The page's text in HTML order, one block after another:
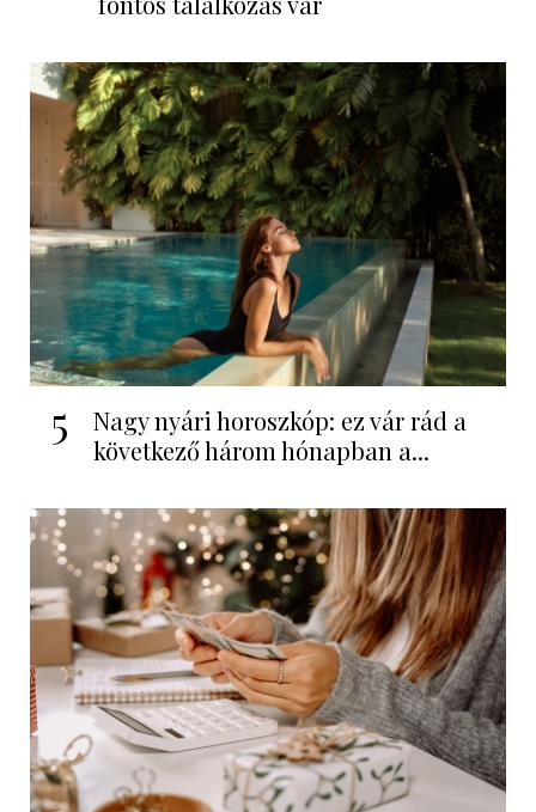
5
Nagy nyári horoszkóp: ez vár rád a
következő három hónapban a...